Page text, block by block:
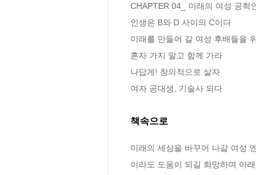
CHAPTER 04_ 미래의 여성 공학
인생은 B와 D 사이의 C이다
미래를 만들어 갈 여성 후배들을
혼자 가지 말고 함께 가라
나답게! 창의적으로 살자
여자 공대생, 기술사 되다
책속으로
미래의 세상을 바꾸어 나갈 여성
이라도 도움이 되길 희망하며 아